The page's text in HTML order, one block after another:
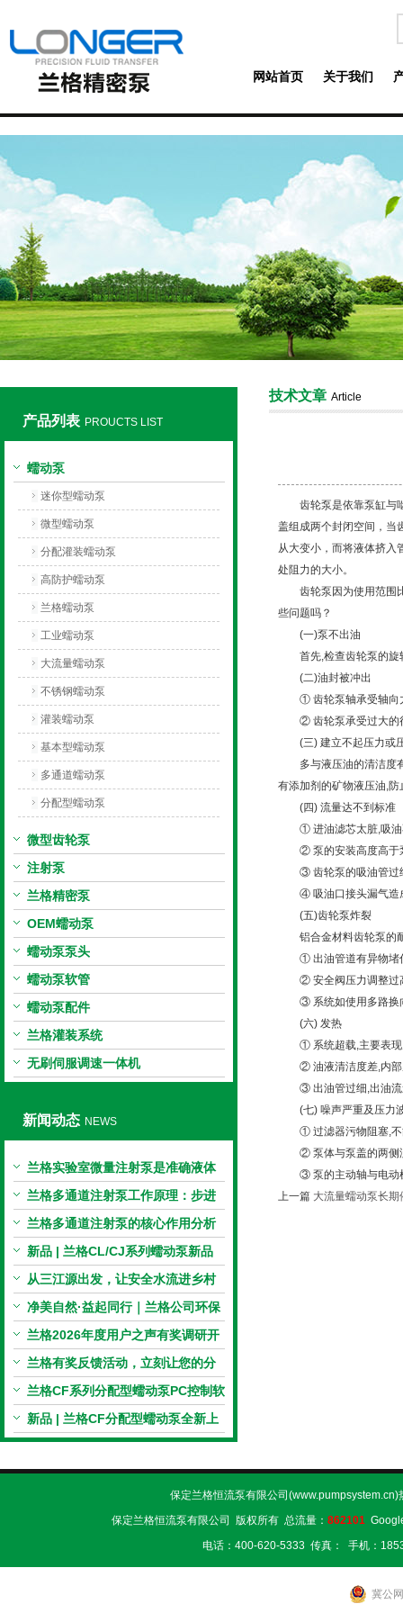
网站首页 关于我们
产品列表 PROUCTS LIST
蠕动泵
迷你型蠕动泵
微型蠕动泵
分配灌装蠕动泵
高防护蠕动泵
兰格蠕动泵
工业蠕动泵
大流量蠕动泵
不锈钢蠕动泵
灌装蠕动泵
基本型蠕动泵
多通道蠕动泵
分配型蠕动泵
微型齿轮泵
注射泵
兰格精密泵
OEM蠕动泵
蠕动泵泵头
蠕动泵软管
蠕动泵配件
兰格灌装系统
无刷伺服调速一体机
新闻动态 NEWS
兰格实验室微量注射泵是准确液体
输送的科学工具
兰格多通道注射泵工作原理：步进
电机与机械传动的协同
兰格多通道注射泵的核心作用分析
新品 | 兰格CL/CJ系列蠕动泵新品
上市，小巧机身，大有可为！
从三江源出发，让安全水流进乡村
校园 | 兰格×吾水高原公益行
净美自然·益起同行｜兰格公司环保
捡拾公益活动圆满举行
兰格2026年度用户之声有奖调研开
启，京东E卡免费送！
兰格有奖反馈活动，立刻让您的分
享变成惊喜！
兰格CF系列分配型蠕动泵PC控制软
件免费版发布！即日起，通过即可
下载！
新品 | 兰格CF分配型蠕动泵全新上
市，智控每一滴！
技术文章 Article
齿轮泵是依靠泵缸与啮
盖组成两个封闭空间，当
从大变小，而将液体挤入
处阻力的大小。
齿轮泵因为使用范围比
些问题吗？
(一)泵不出油
首先,检查齿轮泵的旋
(二)油封被冲出
① 齿轮泵轴承受轴向
② 齿轮泵承受过大的
(三) 建立不起压力或
多与液压油的清洁度有
有添加剂的矿物液压油,
(四) 流量达不到标准
① 进油滤芯太脏,吸油
② 泵的安装高度高于
③ 齿轮泵的吸油管过细
④ 吸油口接头漏气造成
(五)齿轮泵炸裂
铝合金材料齿轮泵的耐
① 出油管道有异物堵
② 安全阀压力调整过高
③ 系统如使用多路换向
(六) 发热
① 系统超载,主要表现
② 油液清洁度差,内部磨
③ 出油管过细,出油流
(七) 噪声严重及压力
① 过滤器污物阻塞,不
② 泵体与泵盖的两侧没
③ 泵的主动轴与电动机
上一篇 大流量蠕动泵长
保定兰格恒流泵有限公司(www.pumpsystem.cn)
保定兰格恒流泵有限公司 版权所有 总流量： 862101
电话：400-620-5333 传真： 手机：
冀公